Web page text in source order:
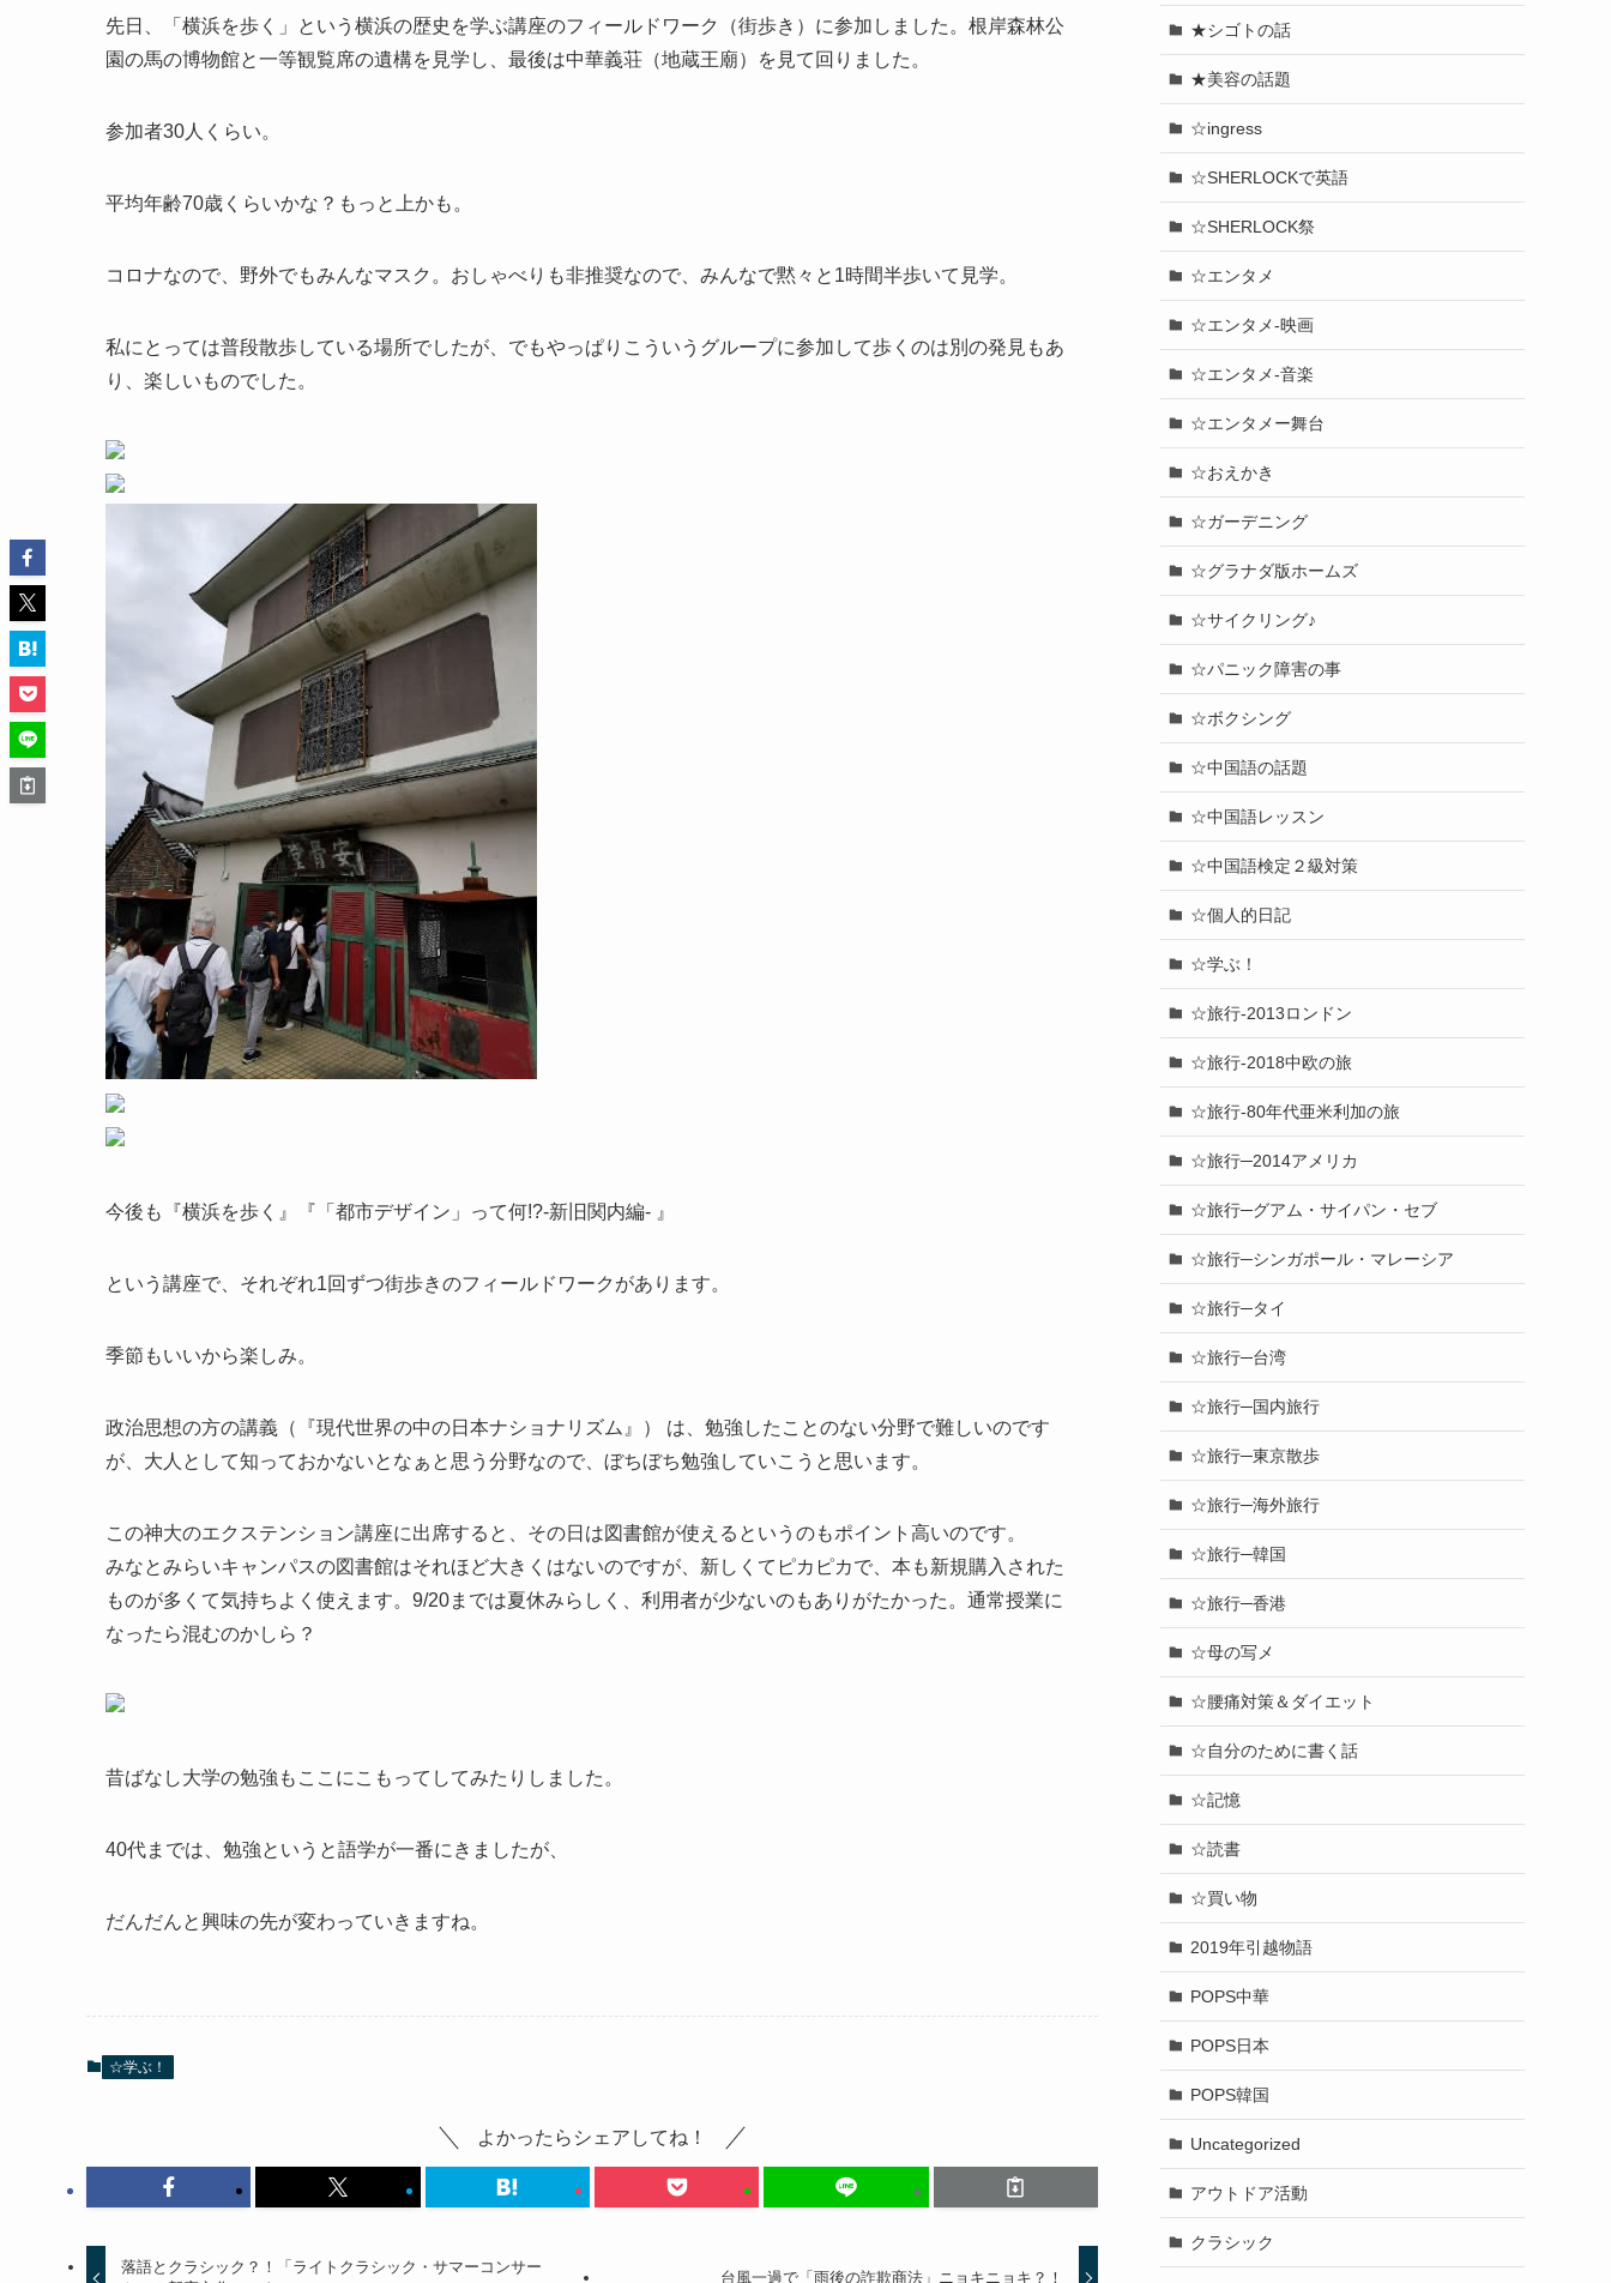
先日、「横浜を歩く」という横浜の歴史を学ぶ講座のフィールドワーク（街歩き）に参加しました。根岸森林公
園の馬の博物館と一等観覧席の遺構を見学し、最後は中華義荘（地蔵王廟）を見て回りました。
参加者30人くらい。
平均年齢70歳くらいかな？もっと上かも。
コロナなので、野外でもみんなマスク。おしゃべりも非推奨なので、みんなで黙々と1時間半歩いて見学。
私にとっては普段散歩している場所でしたが、でもやっぱりこういうグループに参加して歩くのは別の発見もあ
り、楽しいものでした。
今後も『横浜を歩く』『「都市デザイン」って何!?-新旧関内編- 』
という講座で、それぞれ1回ずつ街歩きのフィールドワークがあります。
季節もいいから楽しみ。
政治思想の方の講義（『現代世界の中の日本ナショナリズム』） は、勉強したことのない分野で難しいのです
が、大人として知っておかないとなぁと思う分野なので、ぼちぼち勉強していこうと思います。
この神大のエクステンション講座に出席すると、その日は図書館が使えるというのもポイント高いのです。
みなとみらいキャンパスの図書館はそれほど大きくはないのですが、新しくてピカピカで、本も新規購入された
ものが多くて気持ちよく使えます。9/20までは夏休みらしく、利用者が少ないのもありがたかった。通常授業に
なったら混むのかしら？
昔ばなし大学の勉強もここにこもってしてみたりしました。
40代までは、勉強というと語学が一番にきましたが、
だんだんと興味の先が変わっていきますね。
☆学ぶ！
よかったらシェアしてね！
落語とクラシック？！「ライトクラシック・サマーコンサー
台風一過で「雨後の詐欺商法」ニョキニョキ？！
★シゴトの話
★美容の話題
☆ingress
☆SHERLOCKで英語
☆SHERLOCK祭
☆エンタメ
☆エンタメ-映画
☆エンタメ-音楽
☆エンタメー舞台
☆おえかき
☆ガーデニング
☆グラナダ版ホームズ
☆サイクリング♪
☆パニック障害の事
☆ボクシング
☆中国語の話題
☆中国語レッスン
☆中国語検定２級対策
☆個人的日記
☆学ぶ！
☆旅行-2013ロンドン
☆旅行-2018中欧の旅
☆旅行-80年代亜米利加の旅
☆旅行─2014アメリカ
☆旅行─グアム・サイパン・セブ
☆旅行─シンガポール・マレーシア
☆旅行─タイ
☆旅行─台湾
☆旅行─国内旅行
☆旅行─東京散歩
☆旅行─海外旅行
☆旅行─韓国
☆旅行─香港
☆母の写メ
☆腰痛対策＆ダイエット
☆自分のために書く話
☆記憶
☆読書
☆買い物
2019年引越物語
POPS中華
POPS日本
POPS韓国
Uncategorized
アウトドア活動
クラシック